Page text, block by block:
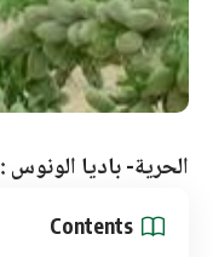
الحرية- باديا الونوس :
Contents